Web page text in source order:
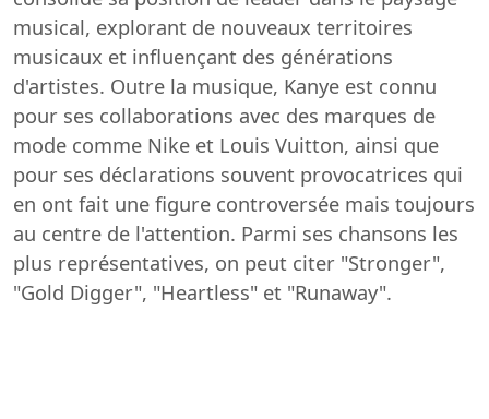
musical, explorant de nouveaux territoires
musicaux et influençant des générations
d'artistes. Outre la musique, Kanye est connu
pour ses collaborations avec des marques de
mode comme Nike et Louis Vuitton, ainsi que
pour ses déclarations souvent provocatrices qui
en ont fait une figure controversée mais toujours
au centre de l'attention. Parmi ses chansons les
plus représentatives, on peut citer "Stronger",
"Gold Digger", "Heartless" et "Runaway".